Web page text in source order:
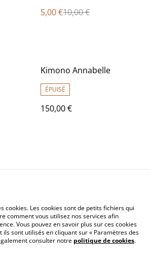
5,00 €10,00 €
Kimono Annabelle
ÉPUISÉ
150,00 €
Us
Legal Terms
Cookie Policy
cookies. Les cookies sont de petits fichiers qui
comment vous utilisez nos services afin
Vous pouvez en savoir plus sur ces cookies
sont utilisés en cliquant sur « Paramètres des
consulter notre politique de cookies.